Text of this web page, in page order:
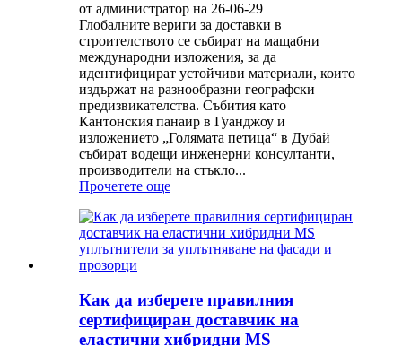
от администратор на 26-06-29
Глобалните вериги за доставки в
строителството се събират на мащабни
международни изложения, за да
идентифицират устойчиви материали, които
издържат на разнообразни географски
предизвикателства. Събития като
Кантонския панаир в Гуанджоу и
изложението „Голямата петица“ в Дубай
събират водещи инженерни консултанти,
производители на стъкло...
Прочетете още
Как да изберете правилния
сертифициран доставчик на
еластични хибридни MS